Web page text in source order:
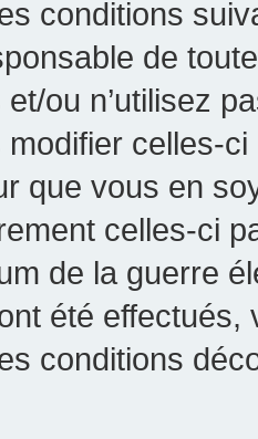
conditions
de
et/ou n’utilisez
celles-
que vous en
celles-ci
de la guerre
été effectués,
conditions